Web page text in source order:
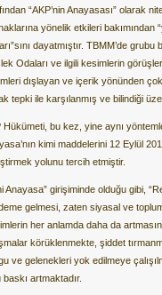
“AKP’nin Anayasası” olarak
yönelik etkileri bakımından
dayatmıştır. TBMM’de
Odaları ve ilgili kesimlerin
dışlayan ve içerik yönünden
tepki ile karşılanmış ve bilindiği
Hükümeti, bu kez, yine aynı
kimi maddelerini 12 Eylül
yolunu tercih etmiştir.
Anayasa” girişiminde olduğu gibi,
gelmesi, zaten siyasal ve
her anlamda daha da
körüklenmekte, şiddet
ve gelenekleri yok edilmeye
baskı artmaktadır.